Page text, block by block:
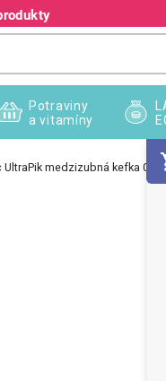
Potraviny
a vitamíny
UltraPik medzizubná kefka